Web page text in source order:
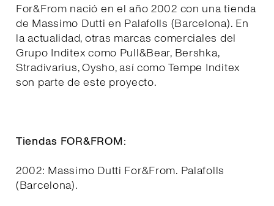
For&From nació en el año 2002 con una tienda
de Massimo Dutti en Palafolls (Barcelona). En
la actualidad, otras marcas comerciales del
Grupo Inditex como Pull&Bear, Bershka,
Stradivarius, Oysho, así como Tempe Inditex
son parte de este proyecto.
Tiendas FOR&FROM:
2002: Massimo Dutti For&From. Palafolls
(Barcelona).